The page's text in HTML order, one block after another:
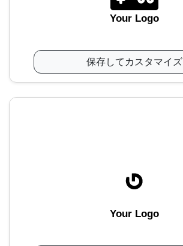
Your Logo
保存してカスタマイズ
Your Logo